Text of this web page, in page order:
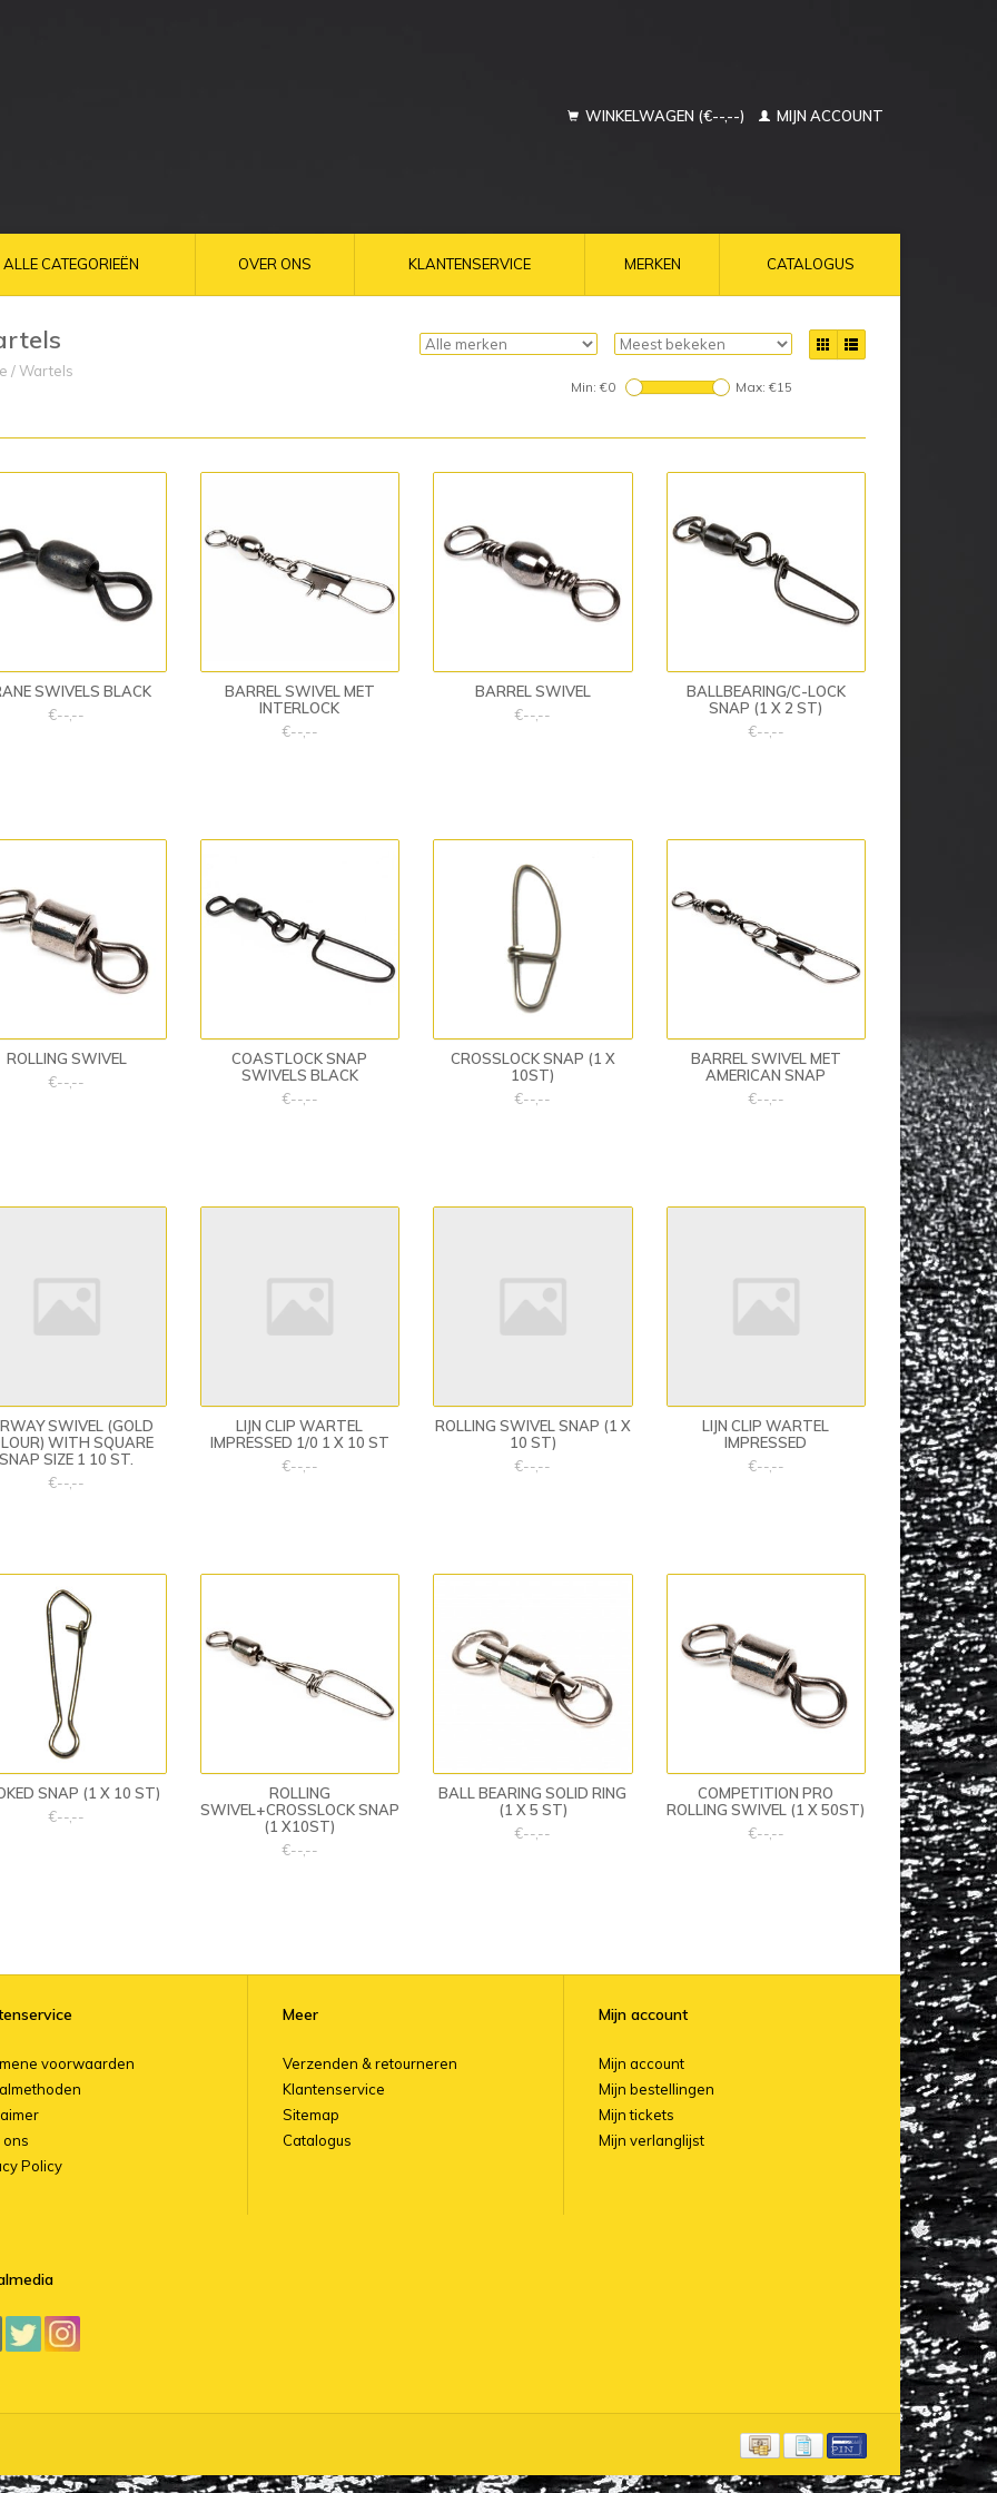
WINKELWAGEN (€--,--) MIJN ACCOUNT
ALLE CATEGORIEËN OVER ONS KLANTENSERVICE MERKEN CATALOGUS
/Wartels
Min: €0 Max: €15
SWIVELS BLACK
€--,--
BARREL SWIVEL MET
INTERLOCK
€--,--
BARREL SWIVEL
€--,--
BALLBEARING/C-LOCK
SNAP (1 X 2 ST)
€--,--
ROLLING SWIVEL
€--,--
COASTLOCK SNAP
SWIVELS BLACK
€--,--
CROSSLOCK SNAP (1 X
10ST)
€--,--
BARREL SWIVEL MET
AMERICAN SNAP
€--,--
SWIVEL (GOLD
WITH SQUARE
SNAP SIZE 1 10 ST.
€--,--
LIJN CLIP WARTEL
IMPRESSED 1/0 1 X 10 ST
€--,--
ROLLING SWIVEL SNAP (1 X
10 ST)
€--,--
LIJN CLIP WARTEL
IMPRESSED
€--,--
SNAP (1 X 10 ST)
€--,--
ROLLING
SWIVEL+CROSSLOCK SNAP
(1 X10ST)
€--,--
BALL BEARING SOLID RING
(1 X 5 ST)
€--,--
COMPETITION PRO
ROLLING SWIVEL (1 X 50ST)
€--,--
voorwaarden
ons
Policy
Meer
Verzenden & retourneren
Klantenservice
Sitemap
Catalogus
Mijn account
Mijn account
Mijn bestellingen
Mijn tickets
Mijn verlanglijst